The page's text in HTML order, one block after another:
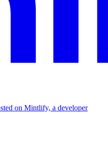
on Mintlify, a developer